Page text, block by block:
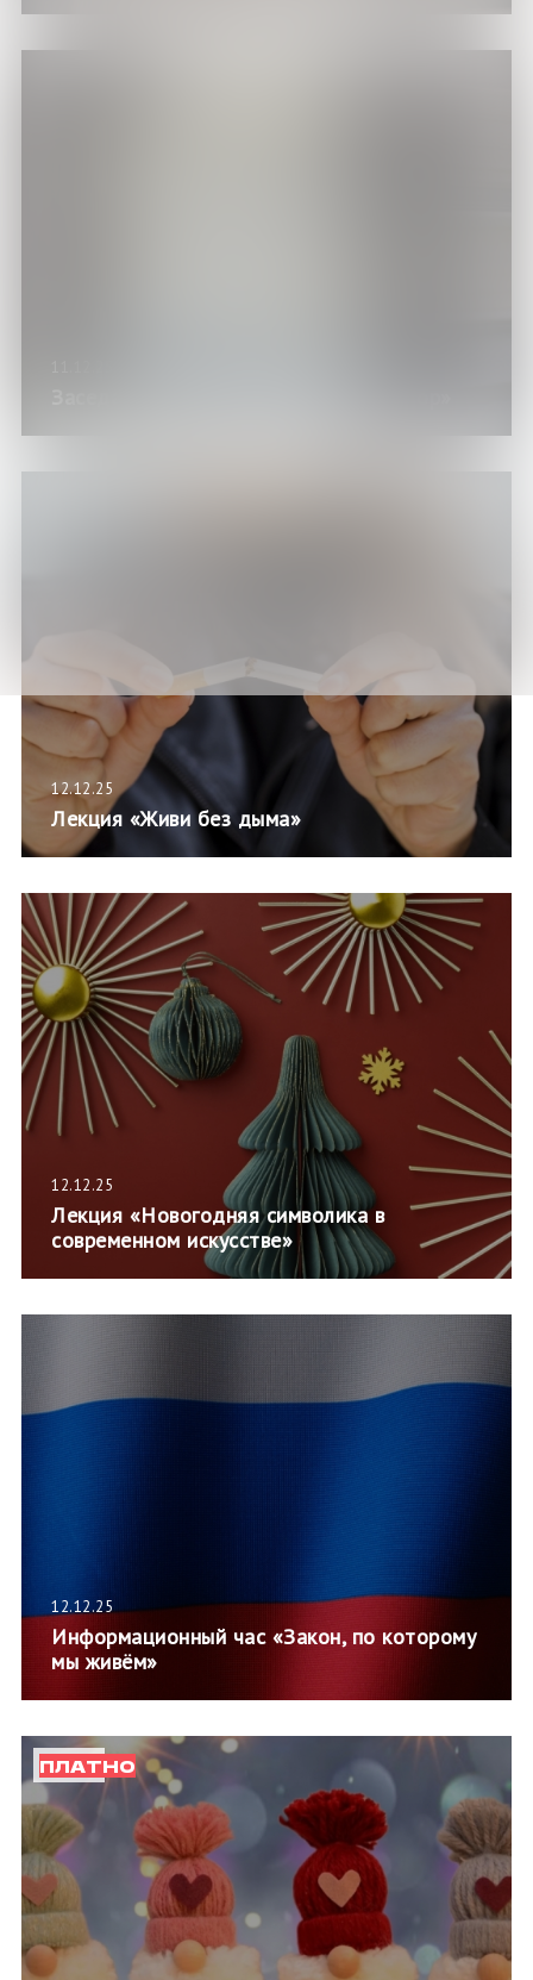
12.12.25
Лекция «Живи без дыма»
12.12.25
Лекция «Новогодняя символика в
современном искусстве»
12.12.25
Информационный час «Закон, по которому
мы живём»
ПЛАТНО